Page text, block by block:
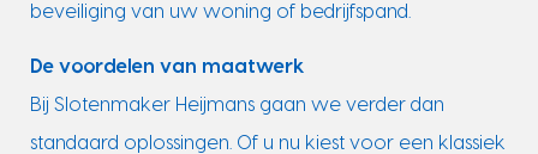
beveiliging van uw woning of bedrijfspand.
De voordelen van maatwerk
Bij Slotenmaker Heijmans gaan we verder dan
standaard oplossingen. Of u nu kiest voor een klassiek